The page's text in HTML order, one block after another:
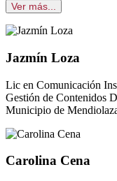
Ver más...
Jazmín Loza
Lic en Comunicación
Gestión de Contenidos
Municipio de
Carolina Cena